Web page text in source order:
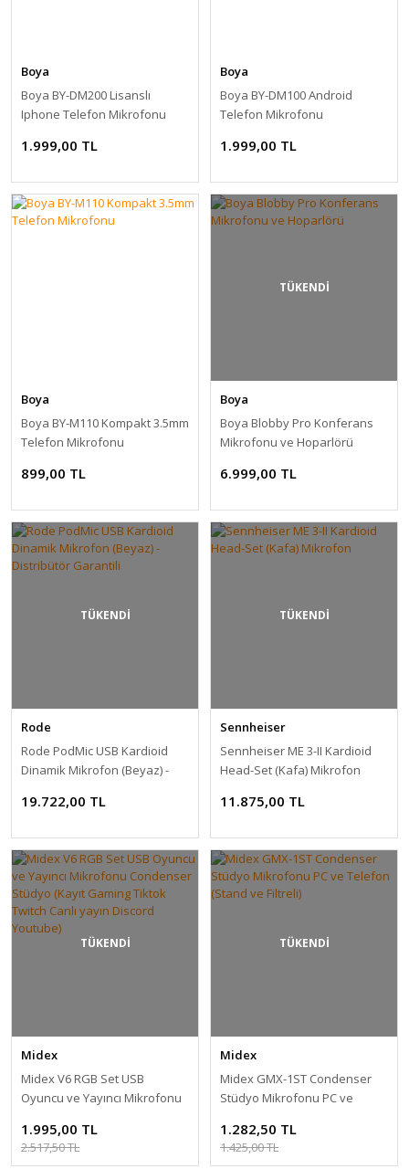
Boya
Boya BY-DM200 Lisanslı
Iphone Telefon Mikrofonu
1.999,00 TL
Boya
Boya BY-DM100 Android
Telefon Mikrofonu
1.999,00 TL
Boya
Boya BY-M110 Kompakt 3.5mm
Telefon Mikrofonu
899,00 TL
TÜKENDİ
Boya
Boya Blobby Pro Konferans
Mikrofonu ve Hoparlörü
6.999,00 TL
TÜKENDİ
Rode
Rode PodMic USB Kardioid
Dinamik Mikrofon (Beyaz) -
19.722,00 TL
TÜKENDİ
Sennheiser
Sennheiser ME 3-II Kardioid
Head-Set (Kafa) Mikrofon
11.875,00 TL
TÜKENDİ
Midex
Midex V6 RGB Set USB
Oyuncu ve Yayıncı Mikrofonu
Gaming Tiktok Twitch Canlı
yayın Discord Youtube)
1.995,00 TL
2.517,50 TL
TÜKENDİ
Midex
Midex GMX-1ST Condenser
Stüdyo Mikrofonu PC ve
1.282,50 TL
1.425,00 TL